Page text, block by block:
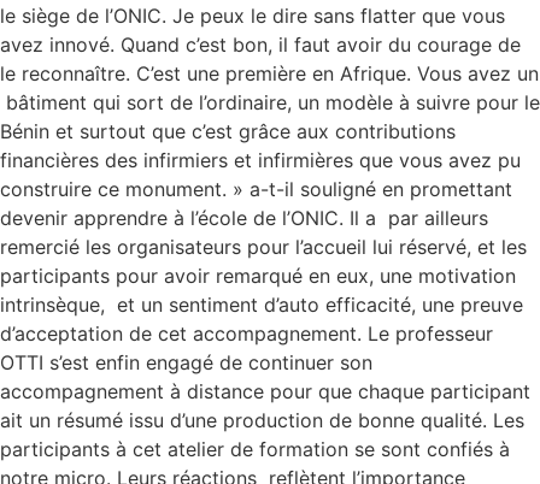
le siège de l’ONIC. Je peux le dire sans flatter que vous
avez innové. Quand c’est bon, il faut avoir du courage de
le reconnaître. C’est une première en Afrique. Vous avez un
bâtiment qui sort de l’ordinaire, un modèle à suivre pour le
Bénin et surtout que c’est grâce aux contributions
financières des infirmiers et infirmières que vous avez pu
construire ce monument. » a-t-il souligné en promettant
devenir apprendre à l’école de l’ONIC. Il a par ailleurs
remercié les organisateurs pour l’accueil lui réservé, et les
participants pour avoir remarqué en eux, une motivation
intrinsèque, et un sentiment d’auto efficacité, une preuve
d’acceptation de cet accompagnement. Le professeur
OTTI s’est enfin engagé de continuer son
accompagnement à distance pour que chaque participant
ait un résumé issu d’une production de bonne qualité. Les
participants à cet atelier de formation se sont confiés à
notre micro. Leurs réactions reflètent l’importance